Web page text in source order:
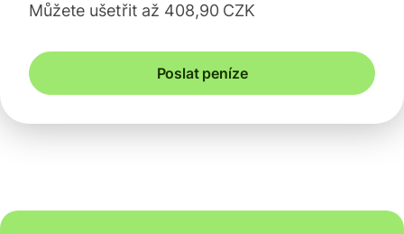
Můžete ušetřit až 408,90 CZK
Poslat peníze